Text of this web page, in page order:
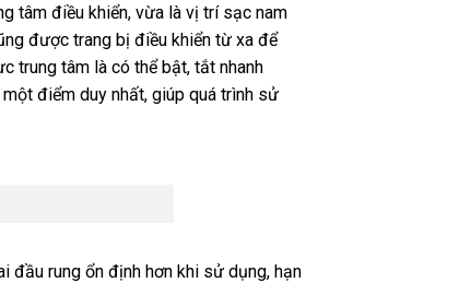
tâm điều khiển, vừa là vị trí sạc nam
được trang bị điều khiển từ xa để
trung tâm là có thể bật, tắt nhanh
điểm duy nhất, giúp quá trình sử
đầu rung ổn định hơn khi sử dụng, hạn